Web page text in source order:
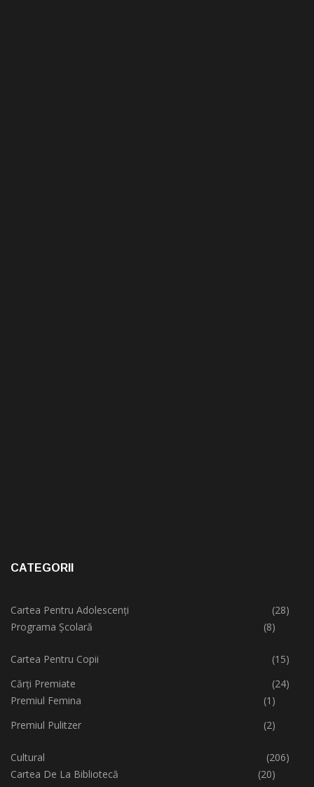
CATEGORII
Cartea Pentru Adolescenți
(28)
Programa Școlară
(8)
Cartea Pentru Copii
(15)
Cărți Premiate
(24)
Premiul Femina
(1)
Premiul Pulitzer
(2)
Cultural
(206)
Cartea De La Bibliotecă
(20)